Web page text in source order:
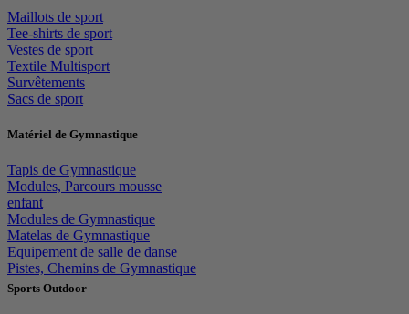
Maillots de sport
Tee-shirts de sport
Vestes de sport
Textile Multisport
Survêtements
Sacs de sport
Matériel de Gymnastique
Tapis de Gymnastique
Modules, Parcours mousse
enfant
Modules de Gymnastique
Matelas de Gymnastique
Equipement de salle de danse
Pistes, Chemins de Gymnastique
Sports Outdoor